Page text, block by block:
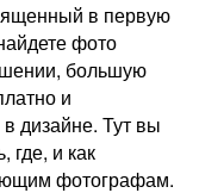
в первую
фото
большую
и
дизайне. Тут вы
где, и как
фотографам.